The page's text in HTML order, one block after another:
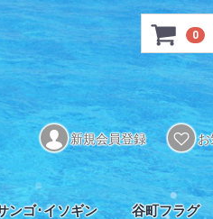
0
新規会員登録 お
ンゴ･イソギン 谷町フラグ